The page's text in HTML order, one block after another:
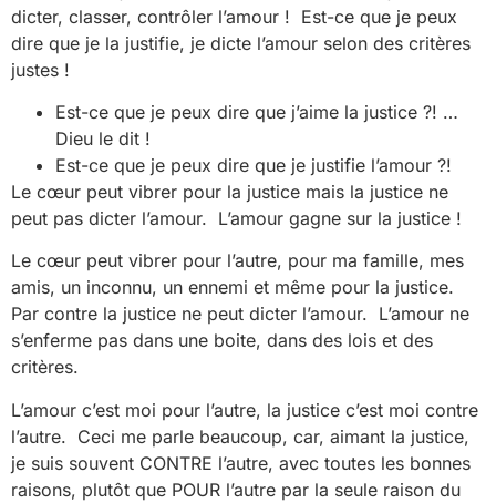
dicter, classer, contrôler l’amour ! Est-ce que je peux
dire que je la justifie, je dicte l’amour selon des critères
justes !
Est-ce que je peux dire que j’aime la justice ?! …
Dieu le dit !
Est-ce que je peux dire que je justifie l’amour ?!
Le cœur peut vibrer pour la justice mais la justice ne
peut pas dicter l’amour. L’amour gagne sur la justice !
Le cœur peut vibrer pour l’autre, pour ma famille, mes
amis, un inconnu, un ennemi et même pour la justice.
Par contre la justice ne peut dicter l’amour. L’amour ne
s’enferme pas dans une boite, dans des lois et des
critères.
L’amour c’est moi pour l’autre, la justice c’est moi contre
l’autre. Ceci me parle beaucoup, car, aimant la justice,
je suis souvent CONTRE l’autre, avec toutes les bonnes
raisons, plutôt que POUR l’autre par la seule raison du